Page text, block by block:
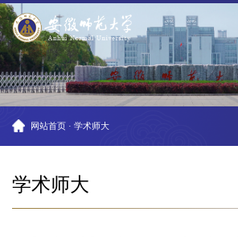
网站首页 · 学术师大
学术师大